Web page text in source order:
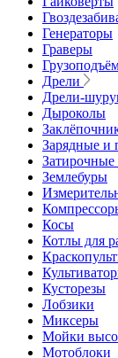
Генераторы
Граверы
Дрели
Дрели-
Дыроколы
Зарядные и
Землебуры
Косы
Котлы для
Кусторезы
Лобзики
Миксеры
Мойки
Мотоблоки